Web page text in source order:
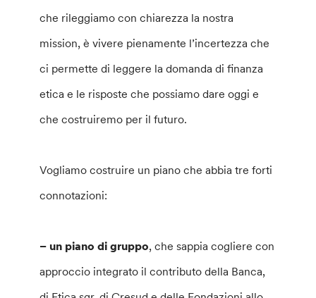
che rileggiamo con chiarezza la nostra
mission, è vivere pienamente l’incertezza che
ci permette di leggere la domanda di finanza
etica e le risposte che possiamo dare oggi e
che costruiremo per il futuro.
Vogliamo costruire un piano che abbia tre forti
connotazioni:
– un piano di gruppo, che sappia cogliere con
approccio integrato il contributo della Banca,